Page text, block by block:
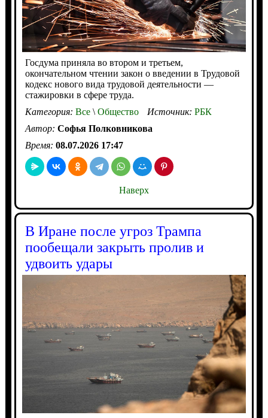
Госдума приняла во втором и третьем,
окончательном чтении закон о введении в Трудовой
кодекс нового вида трудовой деятельности —
стажировки в сфере труда.
Категория: Все\Общество Источник: РБК
Автор: Софья Полковникова
Время: 08.07.2026 17:47
Наверх
В Иране после угроз Трампа
пообещали закрыть пролив и
удвоить удары